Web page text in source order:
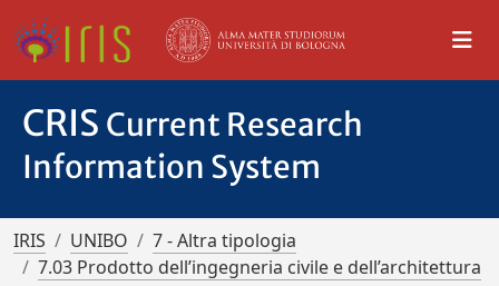
CRIS Current Research
Information System
IRIS UNIBO
7 - Altra tipologia
7.03 Prodotto dell’ingegneria civile e dell’architettura